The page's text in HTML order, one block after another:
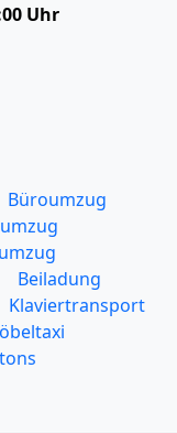
Uhr
Büroumzug
Beiladung
Klaviertransport